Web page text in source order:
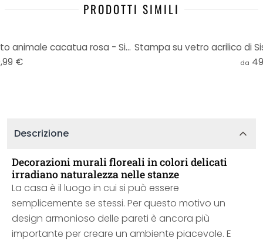
PRODOTTI SIMILI
Stampa su vetro acrilico ritratto animale cacatua rosa - Sisi & Seb
€
Stampa su vetro acrilico di
da
Descrizione
Decorazioni murali floreali in colori delicati
irradiano naturalezza nelle stanze
La casa è il luogo in cui si può essere
semplicemente se stessi. Per questo motivo un
design armonioso delle pareti è ancora più
importante per creare un ambiente piacevole. E